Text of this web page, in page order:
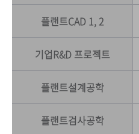
플랜트CAD 1, 2
기업R&D 프로젝트
플랜트설계공학
플랜트검사공학